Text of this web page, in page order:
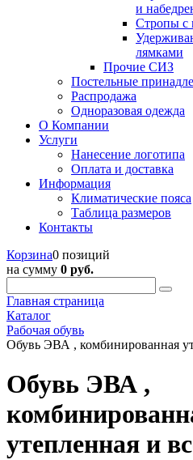
и
Стропы с
лямками
Прочие СИЗ
Постельные
Распродажа
Одноразовая одежда
О Компании
Услуги
Нанесение логотипа
Оплата и доставка
Информация
Климатические пояса
Таблица размеров
Контакты
Корзина0 позиций
на сумму 0 руб.
Главная страница
Каталог
Рабочая обувь
Обувь ЭВА , комбинированная
Обувь ЭВА ,
утепленная и